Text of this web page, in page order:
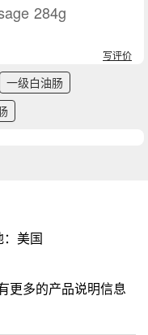
284g
写评价
一级白油肠
：美国
更多的产品说明信息